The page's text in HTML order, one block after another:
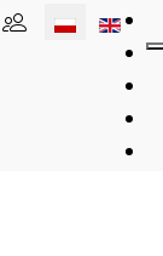
Wybierz swój